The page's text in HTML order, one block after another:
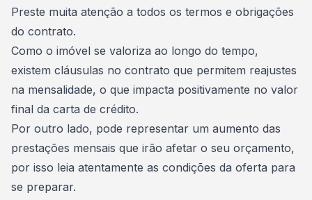
Preste muita atenção a todos os termos e obrigações
do contrato.
Como o imóvel se valoriza ao longo do tempo,
existem cláusulas no contrato que permitem reajustes
na mensalidade, o que impacta positivamente no valor
final da carta de crédito.
Por outro lado, pode representar um aumento das
prestações mensais que irão afetar o seu orçamento,
por isso leia atentamente as condições da oferta para
se preparar.